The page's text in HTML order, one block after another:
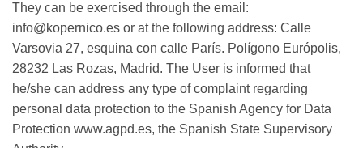
They can be exercised through the email:
info@kopernico.es or at the following address: Calle
Varsovia 27, esquina con calle París. Polígono Európolis,
28232 Las Rozas, Madrid. The User is informed that
he/she can address any type of complaint regarding
personal data protection to the Spanish Agency for Data
Protection www.agpd.es, the Spanish State Supervisory